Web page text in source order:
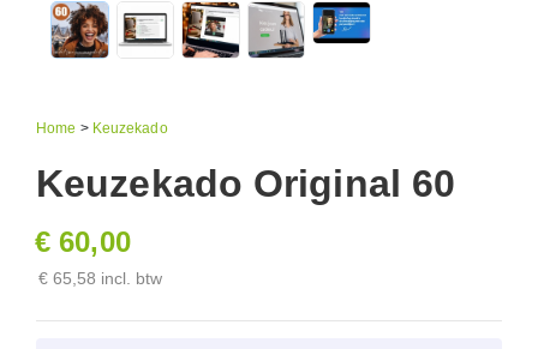
Home > Keuzekado
Keuzekado Original 60
€ 60,00
€ 65,58 incl. btw